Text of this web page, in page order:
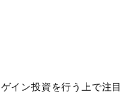
イン投資を行う上で注